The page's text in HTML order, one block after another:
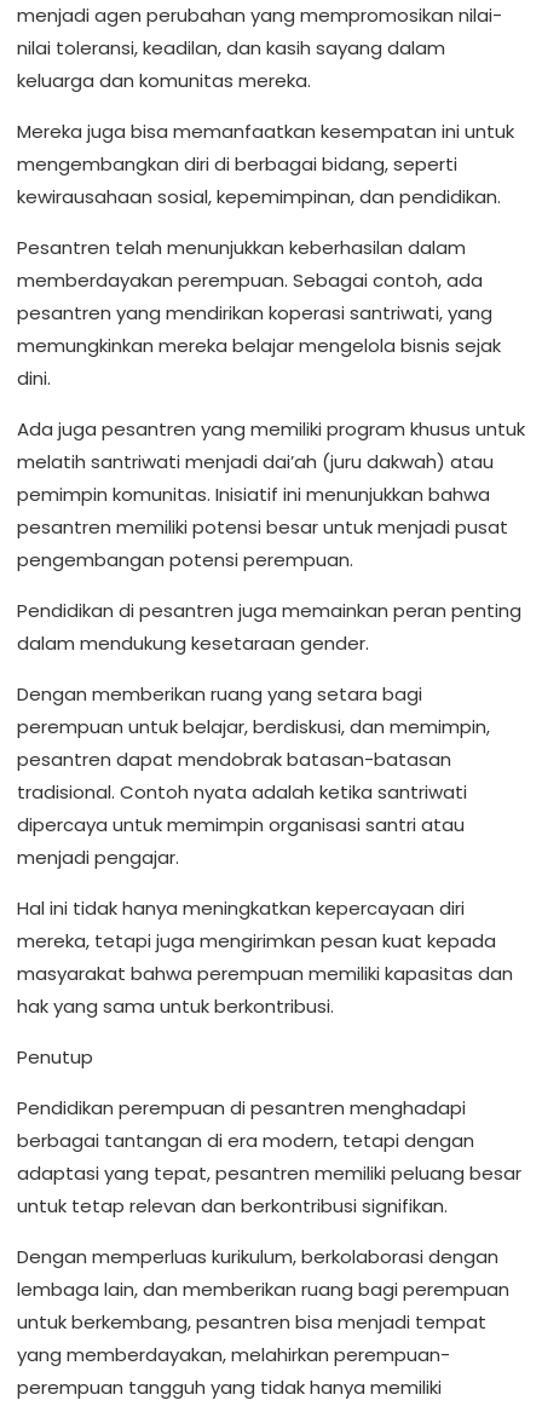
menjadi agen perubahan yang mempromosikan nilai-
nilai toleransi, keadilan, dan kasih sayang dalam
keluarga dan komunitas mereka.
Mereka juga bisa memanfaatkan kesempatan ini untuk
mengembangkan diri di berbagai bidang, seperti
kewirausahaan sosial, kepemimpinan, dan pendidikan.
Pesantren telah menunjukkan keberhasilan dalam
memberdayakan perempuan. Sebagai contoh, ada
pesantren yang mendirikan koperasi santriwati, yang
memungkinkan mereka belajar mengelola bisnis sejak
dini.
Ada juga pesantren yang memiliki program khusus untuk
melatih santriwati menjadi dai’ah (juru dakwah) atau
pemimpin komunitas. Inisiatif ini menunjukkan bahwa
pesantren memiliki potensi besar untuk menjadi pusat
pengembangan potensi perempuan.
Pendidikan di pesantren juga memainkan peran penting
dalam mendukung kesetaraan gender.
Dengan memberikan ruang yang setara bagi
perempuan untuk belajar, berdiskusi, dan memimpin,
pesantren dapat mendobrak batasan-batasan
tradisional. Contoh nyata adalah ketika santriwati
dipercaya untuk memimpin organisasi santri atau
menjadi pengajar.
Hal ini tidak hanya meningkatkan kepercayaan diri
mereka, tetapi juga mengirimkan pesan kuat kepada
masyarakat bahwa perempuan memiliki kapasitas dan
hak yang sama untuk berkontribusi.
Penutup
Pendidikan perempuan di pesantren menghadapi
berbagai tantangan di era modern, tetapi dengan
adaptasi yang tepat, pesantren memiliki peluang besar
untuk tetap relevan dan berkontribusi signifikan.
Dengan memperluas kurikulum, berkolaborasi dengan
lembaga lain, dan memberikan ruang bagi perempuan
untuk berkembang, pesantren bisa menjadi tempat
yang memberdayakan, melahirkan perempuan-
perempuan tangguh yang tidak hanya memiliki